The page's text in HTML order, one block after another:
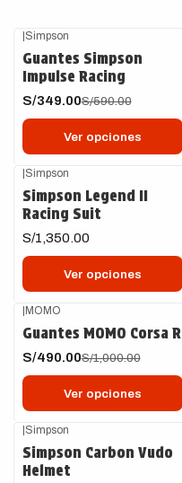
|Simpson
Guantes Simpson
Impulse Racing
S/349.00S/590.00
Ver opciones
|Simpson
Simpson Legend II
Racing Suit
S/1,350.00
Ver opciones
|MOMO
Guantes MOMO Corsa R
S/490.00S/1,000.00
Ver opciones
|Simpson
Simpson Carbon Vudo
Helmet